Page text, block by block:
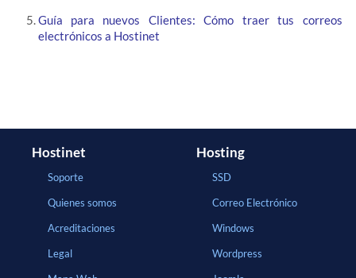
Guía para nuevos Clientes: Cómo traer tus correos
electrónicos a Hostinet
Hostinet
Soporte
Quienes somos
Acreditaciones
Legal
Hosting
SSD
Correo Electrónico
Windows
Wordpress